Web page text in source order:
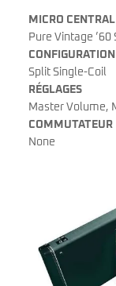
MICRO CENTRAL
Pure Vintage
Split Single-Coil
RÉGLAGES
Master Volume,
COMMUTATEUR
None